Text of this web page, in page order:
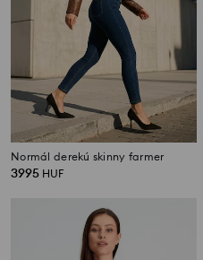
Normál derekú skinny farmer
3995 HUF